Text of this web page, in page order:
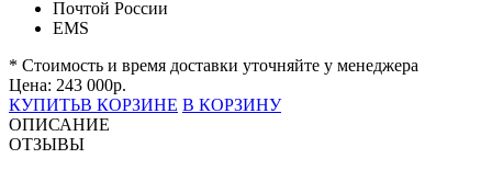
Почтой России
EMS
* Стоимость и время доставки уточняйте у менеджера
Цена: 243 000р.
КУПИТЬВ КОРЗИНЕ В КОРЗИНУ
ОПИСАНИЕ
ОТЗЫВЫ